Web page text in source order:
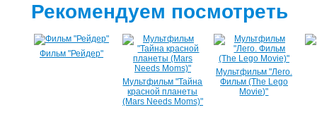
Рекомендуем посмотреть
Фильм "Рейдер"
Мультфильм "Тайна
красной планеты
(Mars Needs Moms)"
Мультфильм "Лего.
Фильм (The Lego
Movie)"